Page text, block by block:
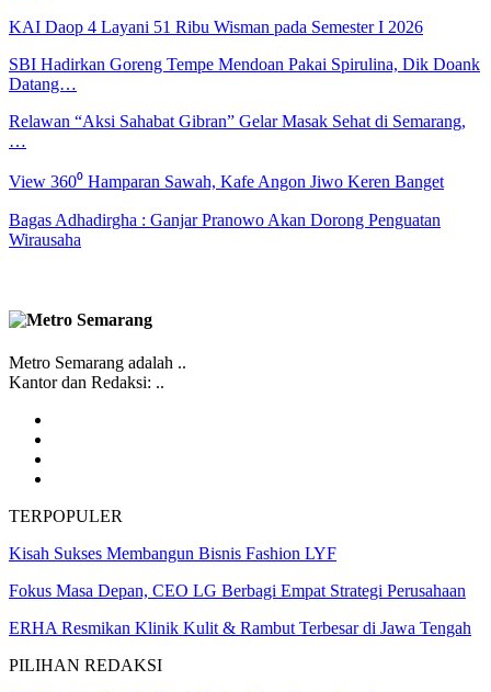
KAI Daop 4 Layani 51 Ribu Wisman pada Semester I 2026
SBI Hadirkan Goreng Tempe Mendoan Pakai Spirulina, Dik Doank
Datang…
Relawan “Aksi Sahabat Gibran” Gelar Masak Sehat di Semarang,
…
View 360⁰ Hamparan Sawah, Kafe Angon Jiwo Keren Banget
Bagas Adhadirgha : Ganjar Pranowo Akan Dorong Penguatan
Wirausaha
Metro Semarang adalah ..
Kantor dan Redaksi: ..
TERPOPULER
Kisah Sukses Membangun Bisnis Fashion LYF
Fokus Masa Depan, CEO LG Berbagi Empat Strategi Perusahaan
ERHA Resmikan Klinik Kulit & Rambut Terbesar di Jawa Tengah
PILIHAN REDAKSI